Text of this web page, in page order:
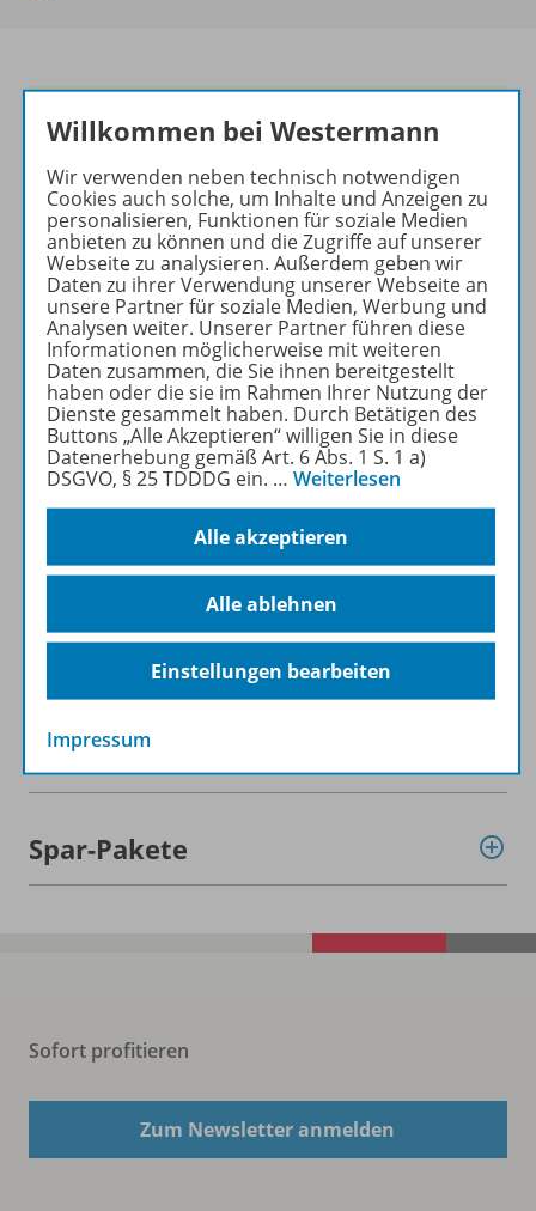
Die führende Zeitschrift für
die Unterrichtspraxis!
Ihr Wegweiser zu den
wichtigsten Seiten von PRAXIS
GEOGRAPHIE:
zu den Abo-Angeboten
zum Zeitschriftenkiosk
zum Online-Archiv
Mehr zur Zeitschrift
Informationen
Beschreibung
Weitere Inhalte der Ausgabe
Spar-Pakete
Sofort profitieren
Zum Newsletter anmelden
Willkommen bei Westermann
Wir verwenden neben technisch notwendigen
Cookies auch solche, um Inhalte und Anzeigen zu
personalisieren, Funktionen für soziale Medien
anbieten zu können und die Zugriffe auf unserer
Webseite zu analysieren. Außerdem geben wir
Daten zu ihrer Verwendung unserer Webseite an
unsere Partner für soziale Medien, Werbung und
Analysen weiter. Unserer Partner führen diese
Informationen möglicherweise mit weiteren
Daten zusammen, die Sie ihnen bereitgestellt
haben oder die sie im Rahmen Ihrer Nutzung der
Dienste gesammelt haben. Durch Betätigen des
Buttons „Alle Akzeptieren“ willigen Sie in diese
Datenerhebung gemäß Art. 6 Abs. 1 S. 1 a)
DSGVO, § 25 TDDDG ein. … Weiterlesen
Alle akzeptieren
Alle ablehnen
Einstellungen bearbeiten
Impressum